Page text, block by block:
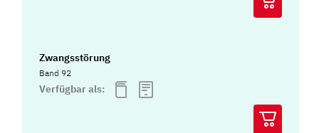
Zwangsstörung
Band 92
Verfügbar als: